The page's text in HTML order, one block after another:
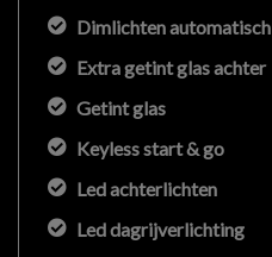
Dimlichten automatisch
Extra getint glas achter
Getint glas
Keyless start & go
Led achterlichten
Led dagrijverlichting